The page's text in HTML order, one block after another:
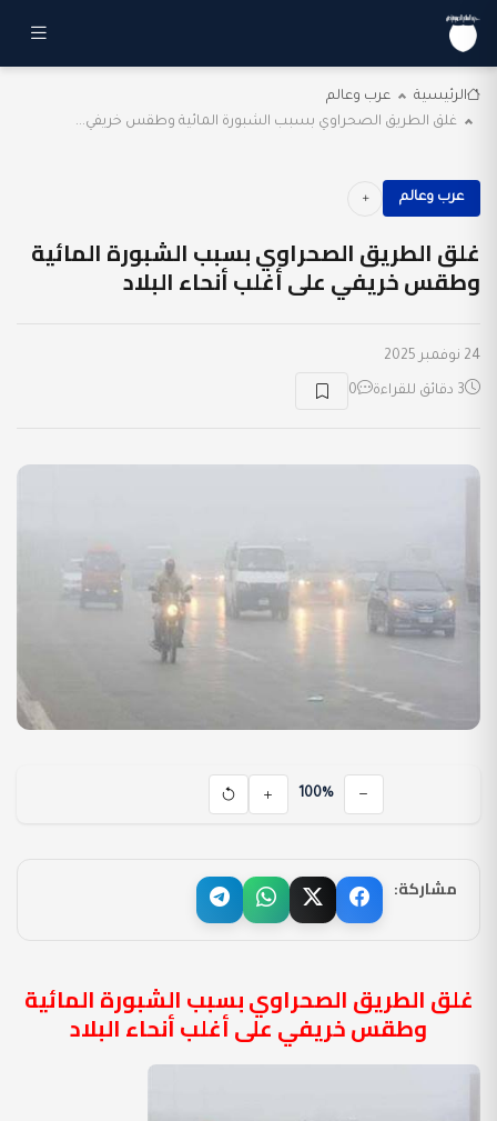
الرئيسية
عرب وعالم
غلق الطريق الصحراوي بسبب الشبورة المائية وطقس خريفي...
عرب وعالم
غلق الطريق الصحراوي بسبب الشبورة المائية
وطقس خريفي على أغلب أنحاء البلاد
24 نوفمبر 2025
3 دقائق للقراءة 0
100%
مشاركة:
غلق الطريق الصحراوي بسبب الشبورة المائية
وطقس خريفي على أغلب أنحاء البلاد